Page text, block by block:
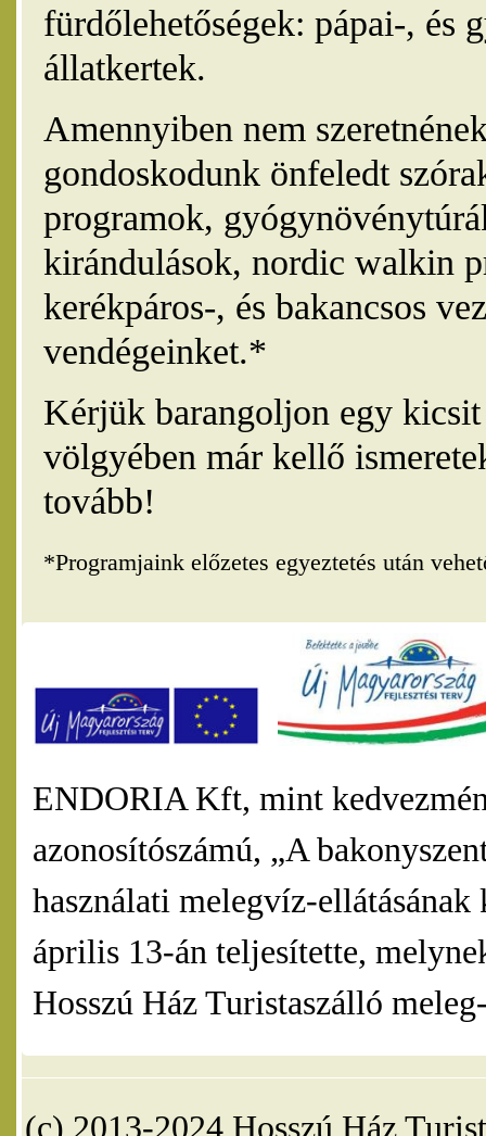
fürdőlehetőségek: pápai-, és
állatkertek.
Amennyiben nem
gondoskodunk önfeledt
programok,
kirándulások, nordic walkin
kerékpáros-, és bakancsos
vendégeinket.*
Kérjük barangoljon egy
völgyében már kellő
tovább!
*Programjaink előzetes egyeztetés után
ENDORIA Kft, mint
azonosítószámú, „A
használati melegvíz-
április 13-án teljesítette,
Hosszú Ház Turistaszálló
(c) 2013-2024 Hosszú Ház